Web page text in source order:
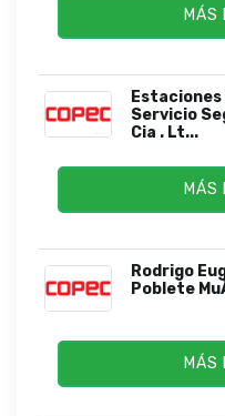
MÁS
Estaciones
Servicio
Cia . Lt...
MÁS
Rodrigo
Poblete
MÁS